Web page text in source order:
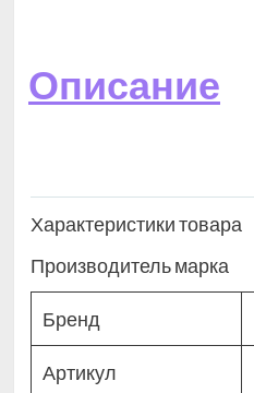
Описание
Характеристики товара
Производитель марка
Бренд
Артикул